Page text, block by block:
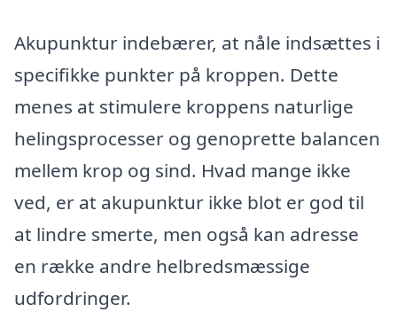
Akupunktur indebærer, at nåle indsættes i
specifikke punkter på kroppen. Dette
menes at stimulere kroppens naturlige
helingsprocesser og genoprette balancen
mellem krop og sind. Hvad mange ikke
ved, er at akupunktur ikke blot er god til
at lindre smerte, men også kan adresse
en række andre helbredsmæssige
udfordringer.